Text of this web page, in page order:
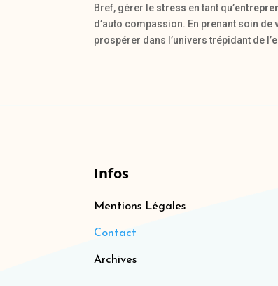
Bref, gérer le stress en tant qu’
d’auto compassion. En prenant soin
prospérer dans l’univers trépidant de l’
Infos
Mentions Légales
Contact
Archives